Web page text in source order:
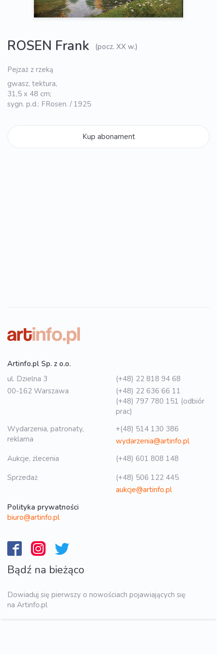
ROSEN Frank (pocz. XX w.)
Pejzaż z rzeką
gwasz, tektura,
31,5 x 48 cm;
sygn. p.d.: FRosen. / 1925
Kup abonament
Artinfo.pl Sp. z o.o.
ul. Dzielna 3
00-162 Warszawa
(+48) 22 818 94 68
(+48) 22 636 66 11
(+48) 797 780 151 (odbiór
prac)
Wydarzenia, patronaty,
reklama
+(48) 514 130 386
wydarzenia@artinfo.pl
Aukcje, zlecenia
(+48) 601 808 148
Sprzedaż
(+48) 506 122 445
aukcje@artinfo.pl
Polityka prywatności
biuro@artinfo.pl
Bądź na bieżąco
Dowiaduj się pierwszy o nowościach pojawiających się
na Artinfo.pl